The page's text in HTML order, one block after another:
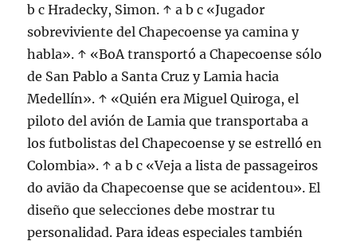
b c Hradecky, Simon. ↑ a b c «Jugador
sobreviviente del Chapecoense ya camina y
habla». ↑ «BoA transportó a Chapecoense sólo
de San Pablo a Santa Cruz y Lamia hacia
Medellín». ↑ «Quién era Miguel Quiroga, el
piloto del avión de Lamia que transportaba a
los futbolistas del Chapecoense y se estrelló en
Colombia». ↑ a b c «Veja a lista de passageiros
do avião da Chapecoense que se acidentou». El
diseño que selecciones debe mostrar tu
personalidad. Para ideas especiales también